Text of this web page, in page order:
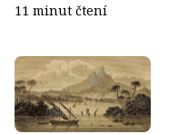
11 minut čtení